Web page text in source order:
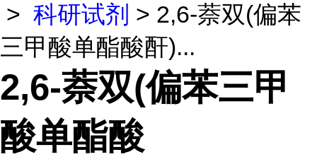
> 科研试剂 > 2,6-萘双(偏苯
三甲酸单酯酸酐)...
2,6-萘双(偏苯三甲
酸单酯酸